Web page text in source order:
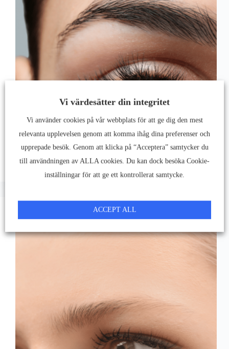
Vi värdesätter din integritet
Vi använder cookies på vår webbplats för att ge dig den mest
relevanta upplevelsen genom att komma ihåg dina preferenser och
upprepade besök. Genom att klicka på “Acceptera” samtycker du
till användningen av ALLA cookies. Du kan dock besöka Cookie-
inställningar för att ge ett kontrollerat samtycke.
ACCEPT ALL